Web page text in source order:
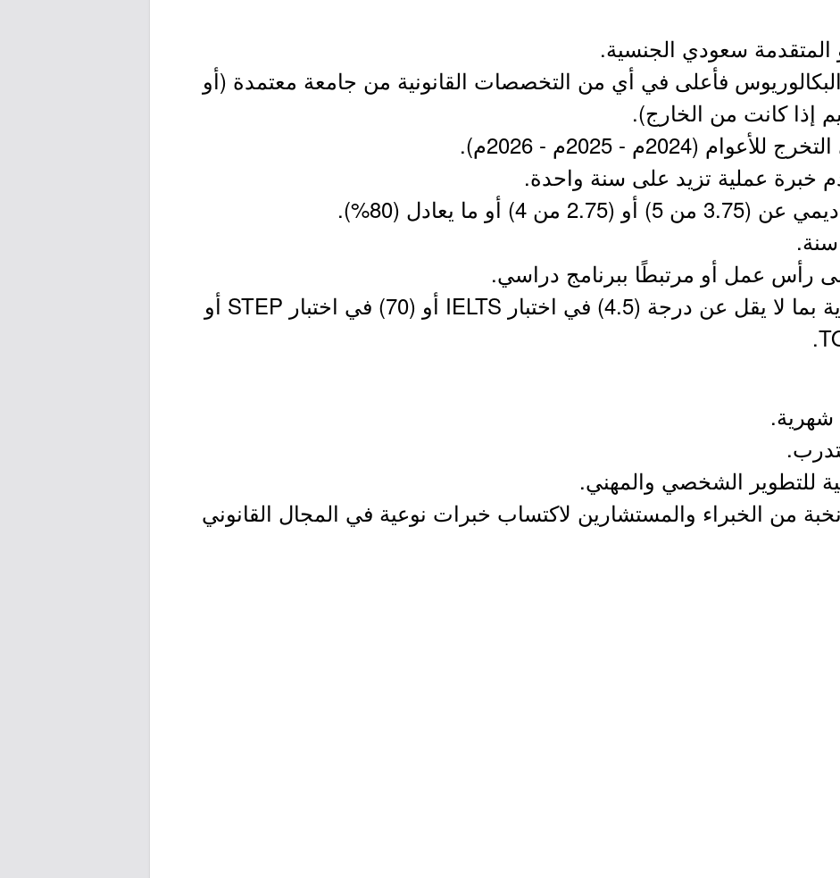
فأعلى في أي من التخصصات القانونية من جامعة معتمدة (أو
إذا كانت من الخارج).
8- إجادة اللغة الإنجليزية بما لا يقل عن درجة (4.5) في اختبار IELTS أو (70) في اختبار STEP أو
للتطوير الشخصي والمهني.
من الخبراء والمستشارين لاكتساب خبرات نوعية في المجال القانوني